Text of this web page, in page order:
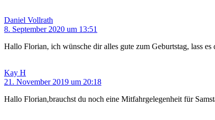
Daniel Vollrath
8. September 2020 um 13:51
Hallo Florian, ich wünsche dir alles gute zum Geburtstag, lass
Kay H
21. November 2019 um 20:18
Hallo Florian,brauchst du noch eine Mitfahrgelegenheit für